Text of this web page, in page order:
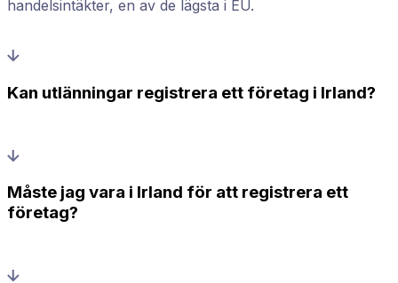
handelsintäkter, en av de lägsta i EU.
Kan utlänningar registrera ett företag i Irland?
Måste jag vara i Irland för att registrera ett
företag?